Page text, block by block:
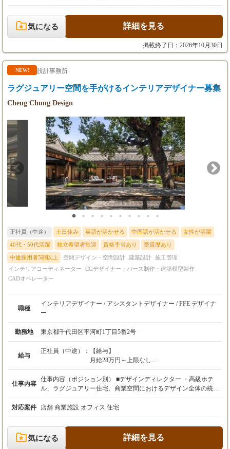
で）を設けさせていただくことがあります。
＊実績査定により昇給有
＊決算時賞与有（新卒の場合2年目より）
旗艦店で建築設計監理のご経験が生かせる案件から、商業施設内
の小さなショップインテリアまで、大小さまざまな計画が進行中
です。ご経験に応じた案件をご担当いただきます。プロジェクト
によっては外部ブレーンとの協働体制で対応していきます。 タイ
ミングによりその他並⾏して進める建築・インテリアプロジェク
トにも参画していただきます。 応募にあたってはまず下記の1次
選考書類をPDFフォーマットにて弊社までメールでお送りくださ
い。 ＊履歴書・職務経歴書（写真貼付） 書類審査後、面接をお
でメールでお送りください。 ＊ポートフォリオ（デザイン能力・
をお伝えします。 面接をお願いする場合可能な限り日程調整いた
します。 お送りいいただいた資料は、選考終了後弊社の責任のも
と適切に廃棄処分いたします。
気になる 詳細を見る
掲載終了日：2026年10月30日
NEW! 設計事務所
ラグジュアリー空間を手がけるインテリアデザイナー募集
Cheng Chung Design
正社員（中途） 土日休み 英語が活かせる 中国語が活かせる 女性が活躍
40代・50代活躍 独立希望者歓迎 資格手当あり 受賞歴あり
中途採用者5割以上 空間デザイン・空間設計 建築設計 施工管理
インテリアコーディネーター
CGデザイナー・パース制作・建築模型製作
CADオペレーター
職種
インテリアデザイナー / アシスタントデザイナー / FFE デザイナ
ー
勤務地 東京都千代田区平河町1丁目5番2号
給与
正社員（中途）：
【給与】
月給28万円～上限なし
※経験・スキルを考慮の上、決定します。
【試用期間】
あり（本採用時と条件変更なし）
仕事内容
仕事内容（ポジション別） ■デザインディレクター ・高級ホテ
ル、ラグジュアリー住宅、商業空間におけるデザイン全体の統括
・コンセプト立案およびデザイン方針の策定 ・クライアントへの
提案・プレゼンテーションの主導 ・プロジェクト全体の品質・ス
ケジュール・コスト管理 ・日本および海外拠点との連携によるプ
ロジェクト推進 ・チームマネジメント（指導・評価・育成） ■シ
ニアデザイナー ・高級ホテル、ラグジュアリー住宅、商業空間の
設計業務全般を担当 ・コンセプトに基づく空間デザインの具体化
対応案件 店舗 商業施設 オフィス 住宅
気になる 詳細を見る